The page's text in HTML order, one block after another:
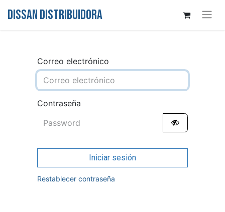
DISSAN DISTRIBUIDORA
Correo electrónico
Contraseña
Iniciar sesión
Restablecer contraseña